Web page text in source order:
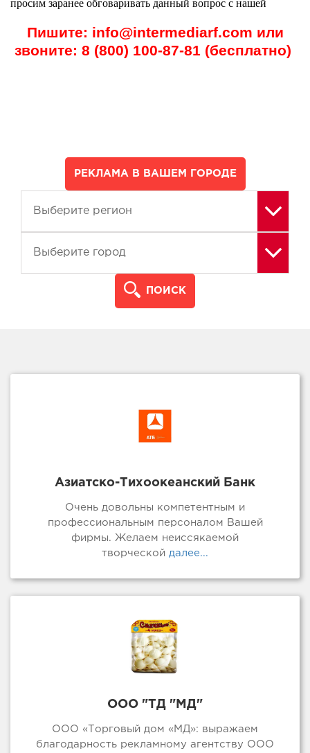
Пишите: info@intermediarf.com или
звоните: 8 (800) 100-87-81 (бесплатно)
РЕКЛАМА В ВАШЕМ ГОРОДЕ
ПОИСК
Азиатско-Тихоокеанский Банк
Очень довольны компетентным и
профессиональным персоналом Вашей
фирмы. Желаем неиссякаемой
творческой далее...
ООО "ТД "МД"
ООО «Торговый дом «МД»: выражаем
благодарность рекламному агентству ООО